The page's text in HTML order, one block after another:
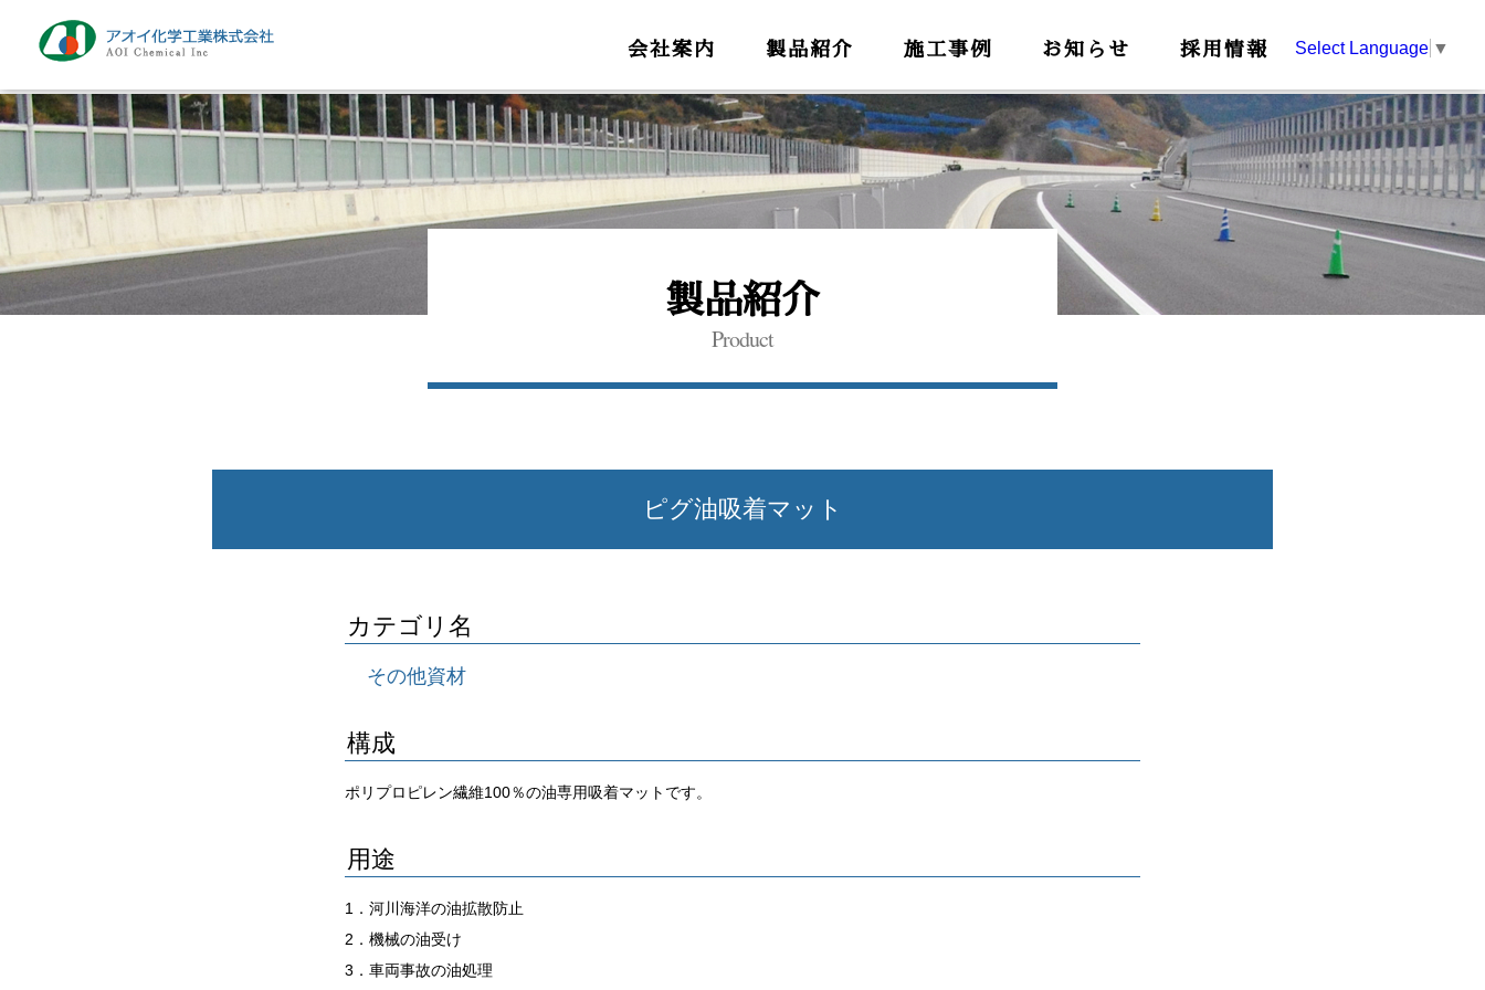
Select Language ▼
会社案内 製品紹介 施工事例 お知らせ 採用情報
製品紹介
Product
ピグ油吸着マット
カテゴリ名
その他資材
構成
ポリプロピレン繊維100％の油専用吸着マットです。
用途
1．河川海洋の油拡散防止
2．機械の油受け
3．車両事故の油処理